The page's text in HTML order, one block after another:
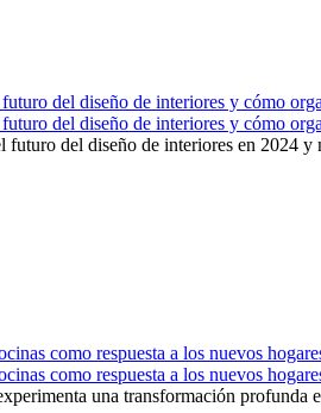
del diseño de interiores y cómo
del diseño de interiores y cómo
futuro del diseño de interiores en 2024
como respuesta a los nuevos
como respuesta a los nuevos
una transformación profunda